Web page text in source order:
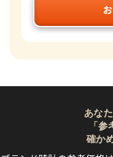
あな
「
確か